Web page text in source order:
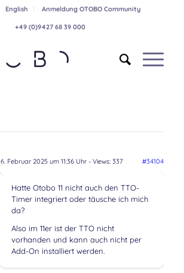
English Anmeldung OTOBO Community
+49 (0)9427 68 39 000
6. Februar 2025 um 11:36 Uhr- Views: 337 #34104
Hatte Otobo 11 nicht auch den TTO-
Timer integriert oder täusche ich mich
da?
Also im 11er ist der TTO nicht
vorhanden und kann auch nicht per
Add-On installiert werden.